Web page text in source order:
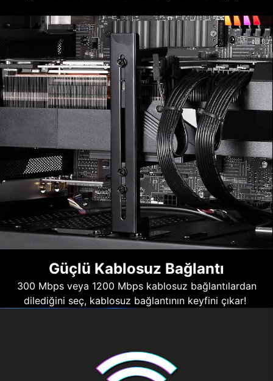
Güçlü Kablosuz Bağlantı
300 Mbps veya 1200 Mbps kablosuz bağlantılardan
dilediğini seç, kablosuz bağlantının keyfini çıkar!